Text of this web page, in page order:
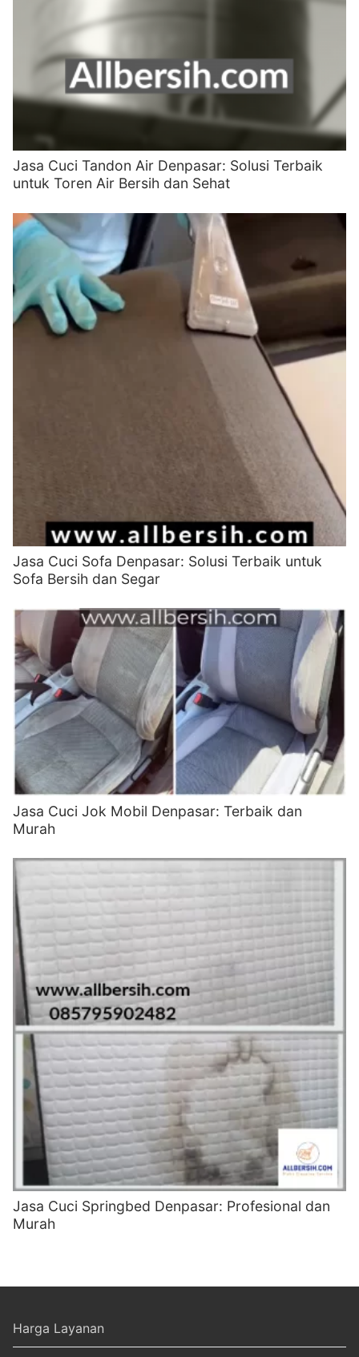
Jasa Cuci Tandon Air Denpasar: Solusi Terbaik
untuk Toren Air Bersih dan Sehat
Jasa Cuci Sofa Denpasar: Solusi Terbaik untuk
Sofa Bersih dan Segar
Jasa Cuci Jok Mobil Denpasar: Terbaik dan
Murah
Jasa Cuci Springbed Denpasar: Profesional dan
Murah
Harga Layanan